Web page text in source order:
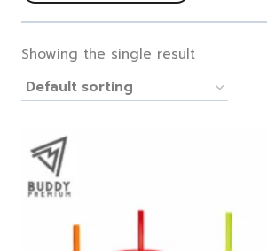
Showing the single result